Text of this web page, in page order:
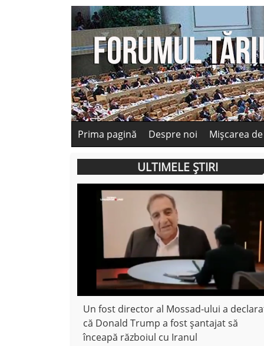
Prima pagină Despre noi Mișcarea
ULTIMELE ȘTIRI
Un fost director al Mossad-ului a
că Donald Trump a fost șantajat să
înceapă războiul cu Iranul